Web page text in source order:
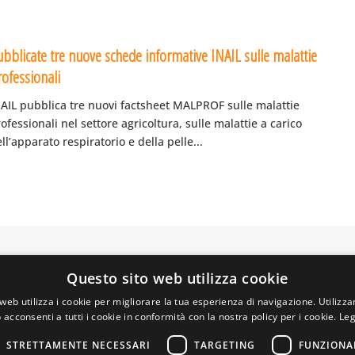
tre nuove schede informative INAIL sulle malattie
pubblica tre nuovi factsheet MALPROF sulle malattie
nel settore agricoltura, sulle malattie a carico
respiratorio e della pelle...
PRIVATA DELLA TORRE, 15 – 20127 – MILANO – P. IVA
DA GRAFICAEFOTO WEB AGENCY – PARTNER
Questo sito web utilizza cookie
utilizza i cookie per migliorare la tua esperienza di navigazione.
acconsenti a tutti i cookie in conformità con la nostra policy per i cookie.
STRETTAMENTE NECESSARI TARGETING